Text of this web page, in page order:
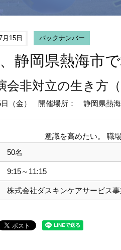
月15日 バックナンバー
静岡県熱海市
会非対立の生き方（
（金） 開催場所： 静岡県熱
意識を高めたい。 職
50名
9:15～11:15
株式会社ダスキンケアサービス